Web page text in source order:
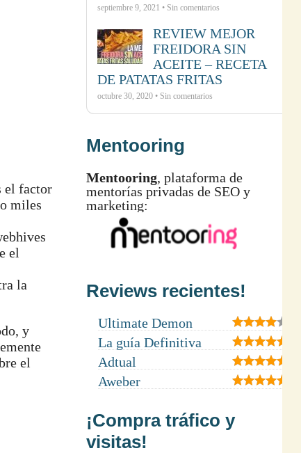
el factor
miles
el
la
y
el
septiembre 9, 2021 • Sin comentarios
REVIEW MEJOR
FREIDORA SIN
ACEITE – RECETA
DE PATATAS FRITAS
octubre 30, 2020 • Sin comentarios
Mentooring
Mentooring, plataforma de
mentorías privadas de SEO y
marketing:
Reviews recientes!
Ultimate Demon
La guía Definitiva
Adtual
Aweber
¡Compra tráfico y
visitas!